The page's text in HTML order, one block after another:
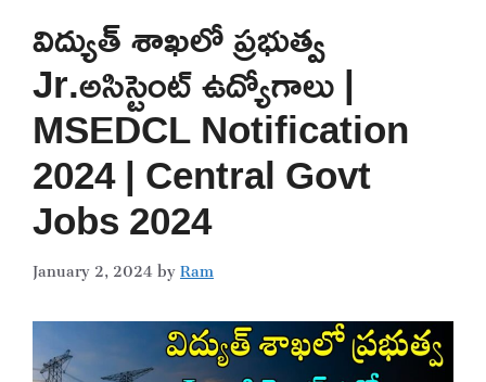
విద్యుత్ శాఖలో ప్రభుత్వ
Jr.అసిస్టెంట్ ఉద్యోగాలు |
MSEDCL Notification
2024 | Central Govt
Jobs 2024
January 2, 2024byRam